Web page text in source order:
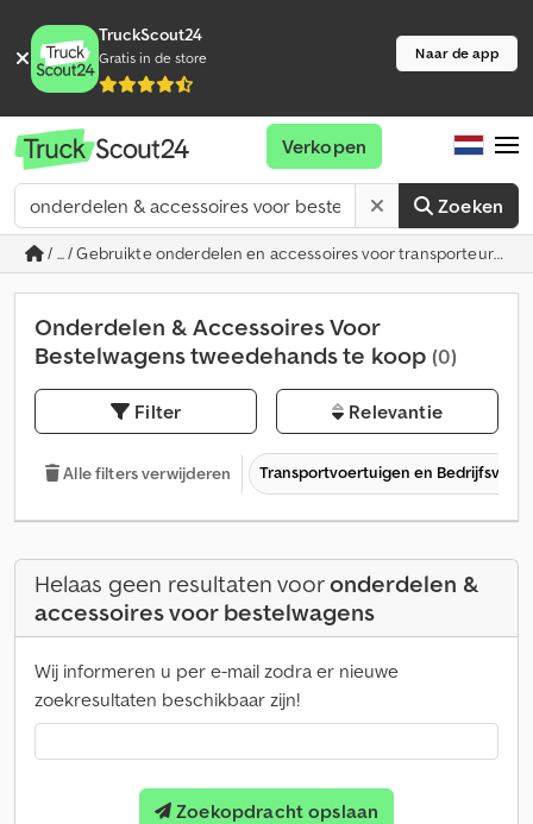
TruckScout24
Gratis in de store Naar de app
Zoeken
Verkopen
/ ... / Gebruikte onderdelen en accessoires voor transporteurs
Onderdelen & Accessoires Voor
Bestelwagens tweedehands te koop (0)
Filter Relevantie
Alle filters verwijderen Transportvoertuigen en
Helaas geen resultaten vooronderdelen &
accessoires voor bestelwagens
Wij informeren u per e-mail zodra er nieuwe
zoekresultaten beschikbaar zijn!
Zoekopdracht opslaan